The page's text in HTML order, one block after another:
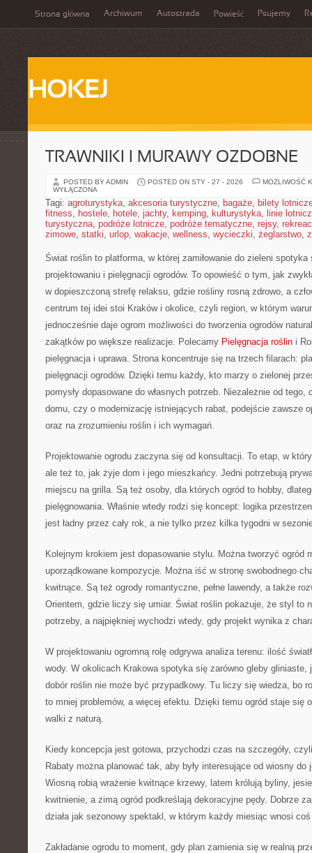
Strona główna Archiwum Autostrada Powieść Psujemy
HOKEJ
TRAWNIKI I MURAWY OZDOBNE
POSTED BY ADMIN POSTED ON STY - 27 - 2026
MOŻLIWOŚĆ
WYŁĄCZONA
Tagi: agroturystyka, akcesoria turystyczne, bagaże, bilety
fitness, hostele, hotele, jachty, kemping, kulturystyka, linie
turystyczna, podróże lotnicze, podróże tematyczne, rejsy,
zimowe, statki, urlop, wakacje, wellness, wycieczki, żeglarstwo,
Świat roślin to platforma, w której zamiłowanie do zieleni
projektowaniu i pielęgnacji ogrodów. To opowieść o tym, jak
w dopieszczoną strefę relaksu, gdzie rośliny rosną zdrowo, a
centrum tej idei stoi Kraków i okolice, czyli region, w którym
jednocześnie daje ogrom możliwości do tworzenia ogrodów
zakątków po większe realizacje. Polecamy Pielęgnacja roślin i
pielęgnacja i uprawa. Strona koncentruje się na trzech filarach:
pielęgnacji ogrodów. Dzięki temu każdy, kto marzy o zielonej
pomysły dopasowane do własnych potrzeb. Niezależnie od
domu, czy o modernizację istniejących rabat, podejście zawsze
oraz na zrozumieniu roślin i ich wymagań.
Projektowanie ogrodu zaczyna się od konsultacji. To etap, w
ale też to, jak żyje dom i jego mieszkańcy. Jedni potrzebują
miejscu na grilla. Są też osoby, dla których ogród to hobby,
pielęgnowania. Właśnie wtedy rodzi się koncept: logika
jest ładny przez cały rok, a nie tylko przez kilka tygodni w
Kolejnym krokiem jest dopasowanie stylu. Można tworzyć ogród
uporządkowane kompozycje. Można iść w stronę swobodnego
kwitnące. Są też ogrody romantyczne, pełne lawendy, a także
Orientem, gdzie liczy się umiar. Świat roślin pokazuje, że styl to
potrzeby, a najpiękniej wychodzi wtedy, gdy projekt wynika z
W projektowaniu ogromną rolę odgrywa analiza terenu: ilość
wody. W okolicach Krakowa spotyka się zarówno gleby gliniaste,
dobór roślin nie może być przypadkowy. Tu liczy się wiedza, bo
to mniej problemów, a więcej efektu. Dzięki temu ogród staje się
walki z naturą.
Kiedy koncepcja jest gotowa, przychodzi czas na szczegóły,
Rabaty można planować tak, aby były interesujące od wiosny do
Wiosną robią wrażenie kwitnące krzewy, latem królują byliny,
kwitnienie, a zimą ogród podkreślają dekoracyjne pędy. Dobrze
działa jak sezonowy spektakl, w którym każdy miesiąc wnosi
Zakładanie ogrodu to moment, gdy plan zamienia się w realną